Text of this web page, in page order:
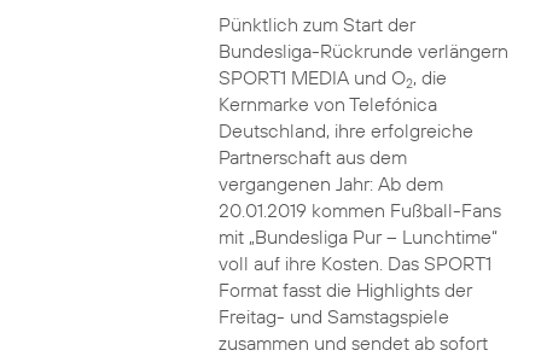
Pünktlich zum Start der
Bundesliga-Rückrunde verlängern
SPORT1 MEDIA und O2, die
Kernmarke von Telefónica
Deutschland, ihre erfolgreiche
Partnerschaft aus dem
vergangenen Jahr: Ab dem
20.01.2019 kommen Fußball-Fans
mit „Bundesliga Pur – Lunchtime“
voll auf ihre Kosten. Das SPORT1
Format fasst die Highlights der
Freitag- und Samstagspiele
zusammen und sendet ab sofort